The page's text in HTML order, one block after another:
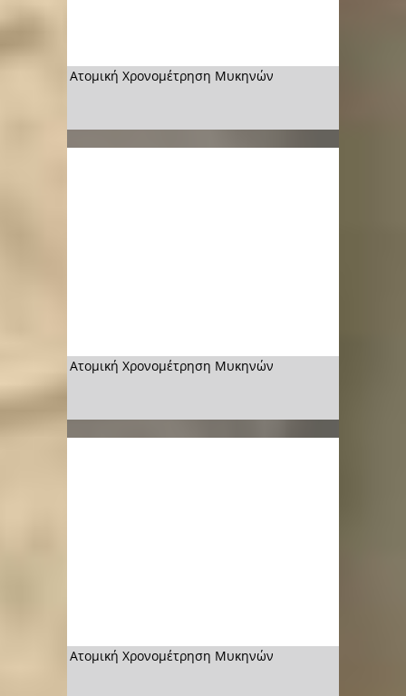
Ατομική Χρονομέτρηση Μυκηνών
Ατομική Χρονομέτρηση Μυκηνών
Ατομική Χρονομέτρηση Μυκηνών